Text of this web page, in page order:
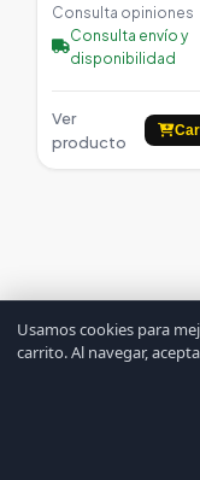
Consulta opiniones
Consulta envío y
disponibilidad
Ver
producto
Usamos cookies para
carrito. Al navegar,